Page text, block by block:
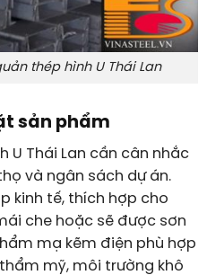
thép hình U Thái Lan
sản phẩm
U Thái Lan cần cân nhắc
và ngân sách dự án.
kinh tế, thích hợp cho
che hoặc sẽ được sơn
mạ kẽm điện phù hợp
mỹ, môi trường khô